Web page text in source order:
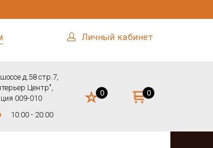
Личный кабинет
д.58 стр.7,
Центр",
009-010
10:00 - 20:00
0 0